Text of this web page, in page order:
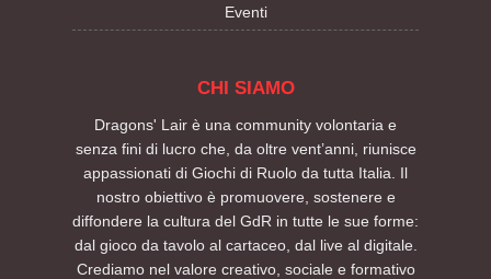
Eventi
CHI SIAMO
Dragons' Lair è una community volontaria e
senza fini di lucro che, da oltre vent’anni, riunisce
appassionati di Giochi di Ruolo da tutta Italia. Il
nostro obiettivo è promuovere, sostenere e
diffondere la cultura del GdR in tutte le sue forme:
dal gioco da tavolo al cartaceo, dal live al digitale.
Crediamo nel valore creativo, sociale e formativo